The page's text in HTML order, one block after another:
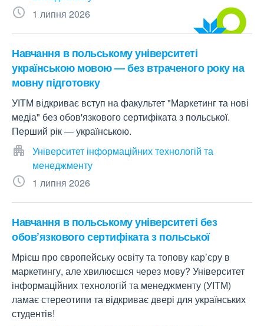
1 липня 2026
Навчання в польському університеті
українською мовою — без втраченого року на
мовну підготовку
УІТМ відкриває вступ на факультет "Маркетинг та нові
медіа" без обов'язкового сертифіката з польської.
Перший рік — українською.
Університет інформаційних технологій та
менеджменту
1 липня 2026
Навчання в польському університеті без
обов’язкового сертифіката з польської
Мрієш про європейську освіту та топову кар’єру в
маркетингу, але хвилюєшся через мову? Університет
інформаційних технологій та менеджменту (УІТМ)
ламає стереотипи та відкриває двері для українських
студентів!